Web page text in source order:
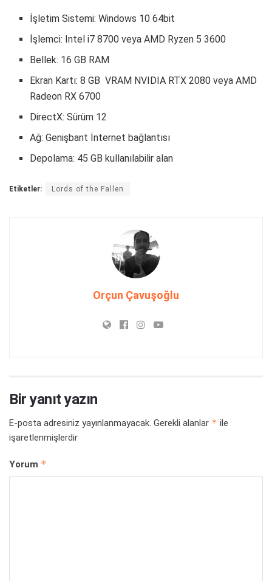
İşletim Sistemi: Windows 10 64bit
İşlemci: Intel i7 8700 veya AMD Ryzen 5 3600
Bellek: 16 GB RAM
Ekran Kartı: 8 GB VRAM NVIDIA RTX 2080 veya AMD
Radeon RX 6700
DirectX: Sürüm 12
Ağ: Genişbant İnternet bağlantısı
Depolama: 45 GB kullanılabilir alan
Etiketler: Lords of the Fallen
Orçun Çavuşoğlu
Bir yanıt yazın
E-posta adresiniz yayınlanmayacak. Gerekli alanlar * ile
işaretlenmişlerdir
Yorum *